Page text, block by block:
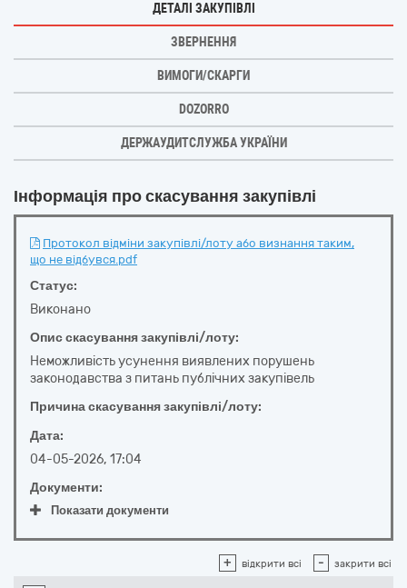
ДЕТАЛІ ЗАКУПІВЛІ
ЗВЕРНЕННЯ
ВИМОГИ/СКАРГИ
DOZORRO
ДЕРЖАУДИТСЛУЖБА УКРАЇНИ
Інформація про скасування закупівлі
Протокол відміни закупівлі/лоту або визнання таким,
що не відбувся.pdf
Статус:
Виконано
Опис скасування закупівлі/лоту:
Неможливість усунення виявлених порушень
законодавства з питань публічних закупівель
Причина скасування закупівлі/лоту:
Дата:
04-05-2026, 17:04
Документи:
Показати документи
+ відкрити всі - закрити всі